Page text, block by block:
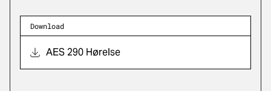
Download
AES 290 Hørelse